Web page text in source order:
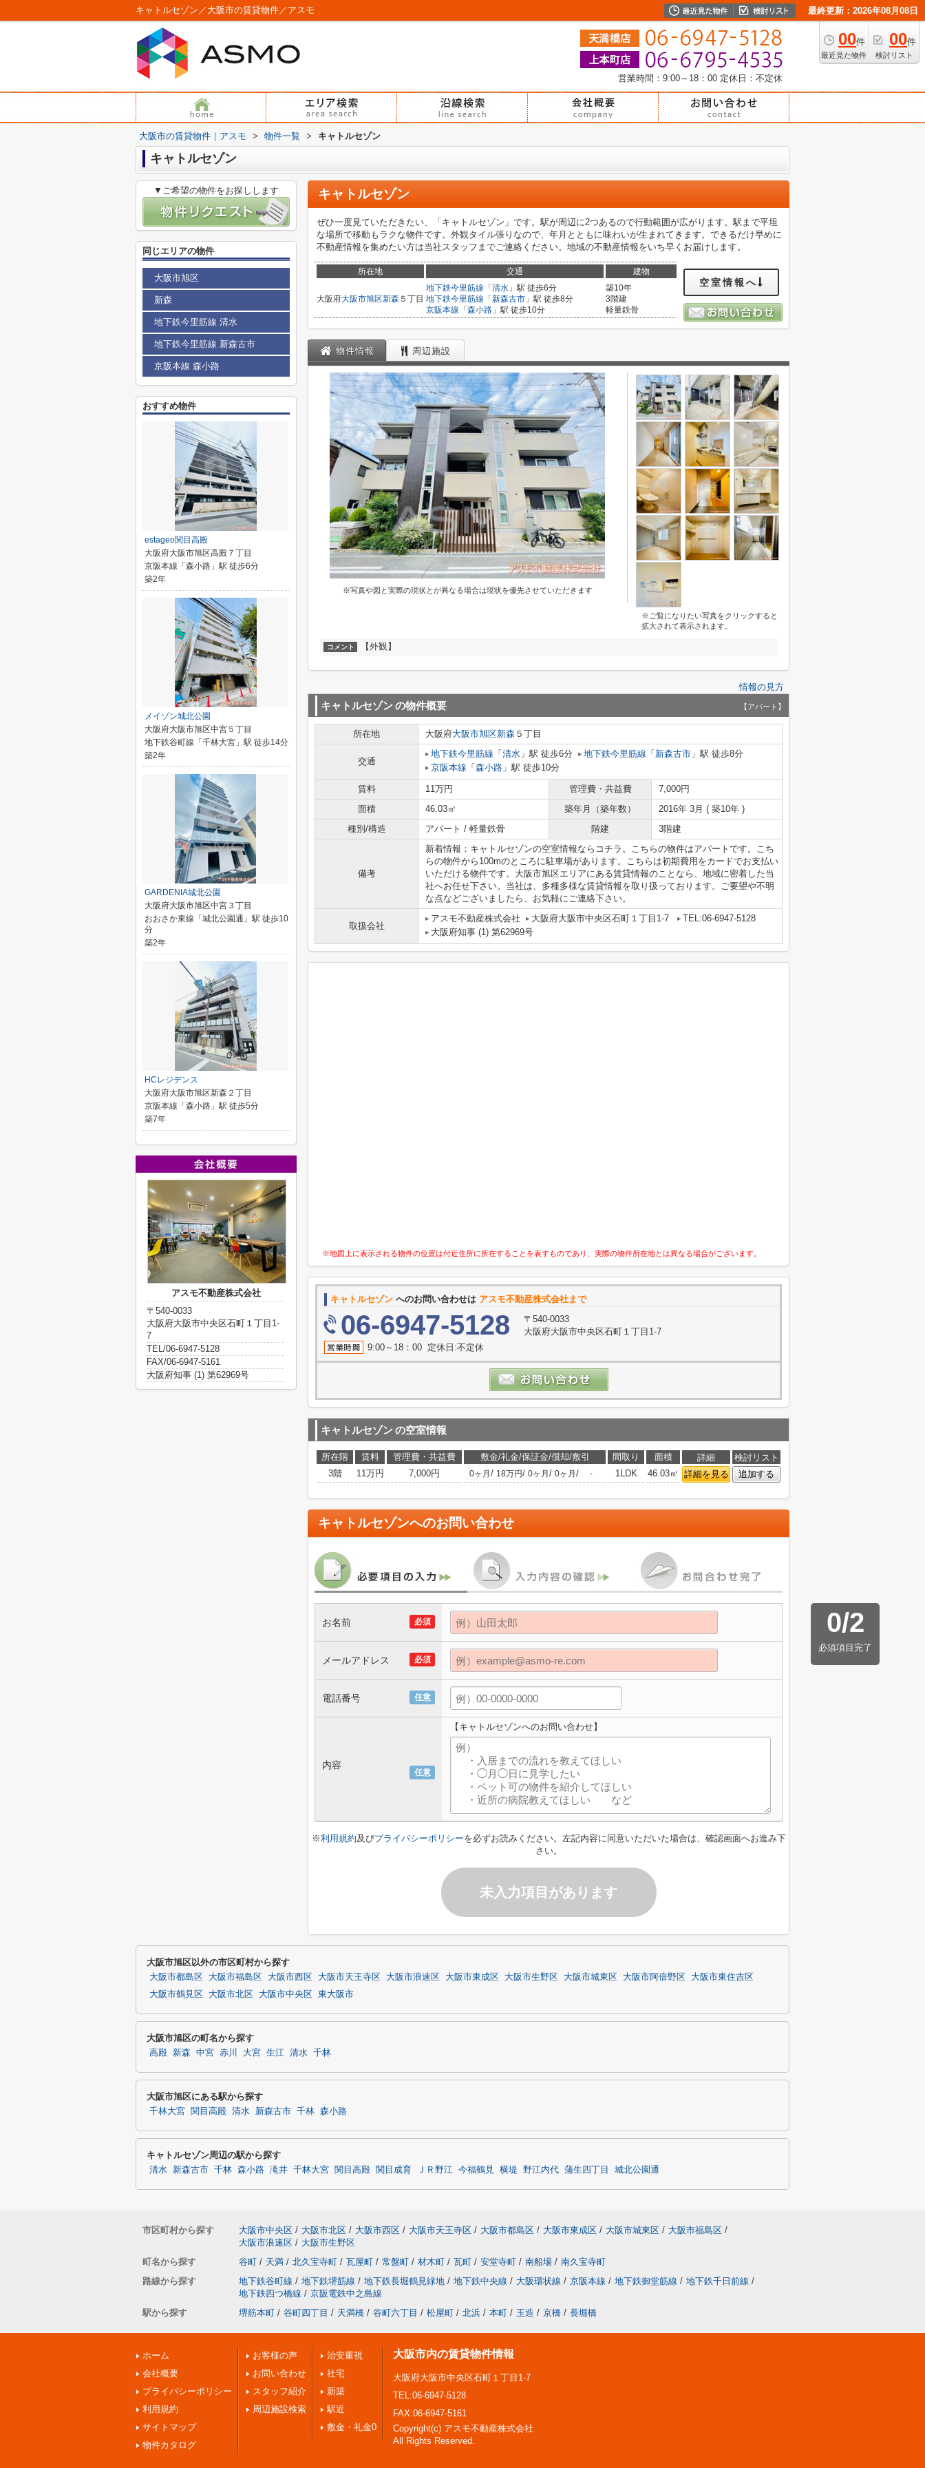
キャトルセゾン／大阪市の賃貸物件／アスモ 最終更新：2026年08月08日
00件
最近見た物件
00件
検討リスト
営業時間：9:00～18：00 定休日：不定休
大阪市の賃貸物件｜アスモ > 物件一覧 > キャトルセゾン
キャトルセゾン
キャトルセゾン
ぜひ一度見ていただきたい、「キャトルセゾン」です。駅が周辺に2つあるので行動範囲が広がります。駅まで平坦
な場所で移動もラクな物件です。外観タイル張りなので、年月とともに味わいが生まれてきます。できるだけ早めに
不動産情報を集めたい方は当社スタッフまでご連絡ください。地域の不動産情報をいち早くお届けします。
所在地 交通 建物
大阪府大阪市旭区新森 ５丁目
地下鉄今里筋線 「 清水 」駅 徒歩6分
地下鉄今里筋線 「 新森古市 」駅 徒歩8分
京阪本線 「 森小路 」駅 徒歩10分
築10年
3階建
軽量鉄骨
空室情報へ
物件情報 周辺施設
※写真や図と実際の現状とが異なる場合は現状を優先させていただきます
※ご覧になりたい写真をクリックすると
拡大されて表示されます。
コメント 【外観】
情報の見方
キャトルセゾンの物件概要 【アパート】
所在地 大阪府大阪市旭区新森 ５丁目
交通
地下鉄今里筋線 「 清水 」駅 徒歩6分 地下鉄今里筋線 「 新森古市 」駅 徒歩8分
京阪本線 「 森小路 」駅 徒歩10分
賃料 11万円 管理費・共益費
7,000円
面積
46.03㎡ 築年月（築年数）
2016年 3月 ( 築10年 )
種別/構造
アパート / 軽量鉄骨 階建 3階建
備考
新着情報：キャトルセゾンの空室情報ならコチラ。こちらの物件はアパートです。こち
らの物件から100mのところに駐車場があります。こちらは初期費用をカードでお支払い
いただける物件です。大阪市旭区エリアにある賃貸情報のことなら、地域に密着した当
社へお任せ下さい。当社は、多種多様な賃貸情報を取り扱っております。ご要望や不明
な点などございましたら、お気軽にご連絡下さい。
取扱会社
アスモ不動産株式会社 大阪府大阪市中央区石町１丁目1-7
TEL:06-6947-5128
大阪府知事 (1) 第62969号
※地図上に表示される物件の位置は付近住所に所在することを表すものであり、実際の物件所在地とは異なる場合がございます。
キャトルセゾン へのお問い合わせは アスモ不動産株式会社まで
06-6947-5128
〒540-0033
大阪府大阪市中央区石町１丁目1-7
9:00～18：00 定休日:不定休
キャトルセゾンの空室情報
所在階 賃料 管理費・共益費 敷金/礼金/保証金/償却/敷引 間取り 面積 詳細
検討リスト
3階
11万円 7,000円 0ヶ月 / 18万円/ 0ヶ月 / 0ヶ月 / - 1LDK 46.03㎡ 詳細を見る 追加する
キャトルセゾンへのお問い合わせ
0/2
必須項目完了
必須
お名前
必須
メールアドレス
任意
電話番号
任意
内容
【キャトルセゾンへのお問い合わせ】
※利用規約及びプライバシーポリシーを必ずお読みください。左記内容に同意いただいた場合は、確認画面へお進み下
さい。
未入力項目があります
▼ご希望の物件をお探しします
同じエリアの物件
大阪市旭区
新森
地下鉄今里筋線 清水
地下鉄今里筋線 新森古市
京阪本線 森小路
おすすめ物件
estageo関目高殿
大阪府大阪市旭区高殿７丁目
京阪本線「森小路」駅 徒歩6分
築2年
メイゾン城北公園
大阪府大阪市旭区中宮５丁目
地下鉄谷町線「千林大宮」駅 徒歩14分
築2年
GARDENIA城北公園
大阪府大阪市旭区中宮３丁目
おおさか東線「城北公園通」駅 徒歩10
分
築2年
HCレジデンス
大阪府大阪市旭区新森２丁目
京阪本線「森小路」駅 徒歩5分
築7年
アスモ不動産株式会社
〒540-0033
大阪府大阪市中央区石町１丁目1-
7
TEL/06-6947-5128
FAX/06-6947-5161
大阪府知事 (1) 第62969号
大阪市旭区以外の市区町村から探す
大阪市都島区 大阪市福島区 大阪市西区 大阪市天王寺区 大阪市浪速区 大阪市東成区 大阪市生野区 大阪市城東区 大阪市阿倍野区
大阪市東住吉区
大阪市鶴見区
大阪市北区 大阪市中央区 東大阪市
大阪市旭区の町名から探す
高殿 新森 中宮 赤川 大宮 生江 清水 千林
大阪市旭区にある駅から探す
千林大宮 関目高殿 清水 新森古市 千林 森小路
キャトルセゾン周辺の駅から探す
清水 新森古市 千林 森小路 滝井 千林大宮 関目高殿 関目成育 ＪＲ野江 今福鶴見 横堤 野江内代 蒲生四丁目 城北公園通
市区町村から探す 大阪市中央区 / 大阪市北区 / 大阪市西区 / 大阪市天王寺区 / 大阪市都島区 / 大阪市東成区 / 大阪市城東区 / 大阪市福島区 /
大阪市浪速区 / 大阪市生野区
町名から探す
谷町 / 天満 / 北久宝寺町 / 瓦屋町 / 常盤町 / 材木町 / 瓦町 / 安堂寺町 / 南船場 / 南久宝寺町
路線から探す
地下鉄谷町線 / 地下鉄堺筋線 / 地下鉄長堀鶴見緑地 / 地下鉄中央線 / 大阪環状線 / 京阪本線 / 地下鉄御堂筋線 / 地下鉄千日前線 /
地下鉄四つ橋線 / 京阪電鉄中之島線
駅から探す
堺筋本町 / 谷町四丁目 / 天満橋 / 谷町六丁目 / 松屋町 / 北浜 / 本町 / 玉造 / 京橋 / 長堀橋
ホーム
会社概要
プライバシーポリシー
利用規約
サイトマップ
物件カタログ
お客様の声
お問い合わせ
スタッフ紹介
周辺施設検索
治安重視
社宅
新築
駅近
敷金・礼金0
大阪市内の賃貸物件情報
大阪府大阪市中央区石町１丁目1-7
TEL:06-6947-5128
FAX:06-6947-5161
Copyright(c) アスモ不動産株式会社
All Rights Reserved.